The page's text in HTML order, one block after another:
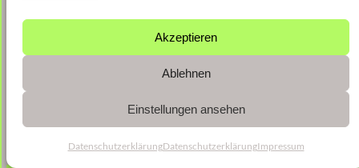
Akzeptieren
Ablehnen
Einstellungen ansehen
DatenschutzerklärungDatenschutzerklärungImpressum